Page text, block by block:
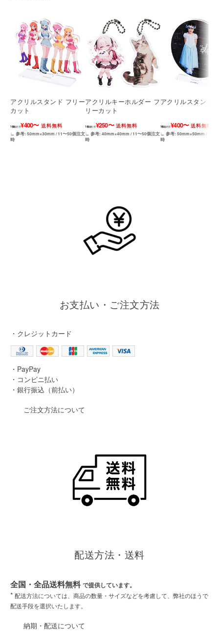
アクリルスタンド フリー
カット
1個あたり¥400〜 送料無料
∟ 参考: 50mm×30mm / 11〜50個注文
時
アクリルキーホルダー フ
リーカット
1個あたり¥250〜 送料無料
∟ 参考: 40mm×40mm / 11〜50個注文
時
アクリルスタンド
1個あたり¥400〜 送料無料
∟ 参考: 50mm×50mm / 11〜
時
お支払い・ご注文方法
・クレジットカード
・PayPay
・コンビニ払い
・銀行振込（前払い）
ご注文方法について
配送方法・送料
全国・全品送料無料 で提供しています。
* 配送方法については、商品の数量・サイズなどを考慮して、弊社のほうで
配送手段を選択いたします。
納期・配送について